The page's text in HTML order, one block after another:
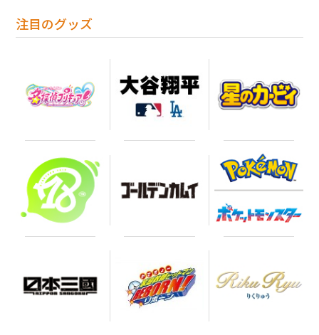
注目のグッズ